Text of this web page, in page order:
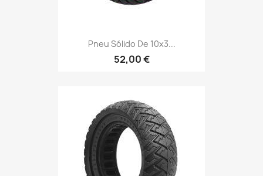
Pneu Sólido De 10x3...
52,00 €